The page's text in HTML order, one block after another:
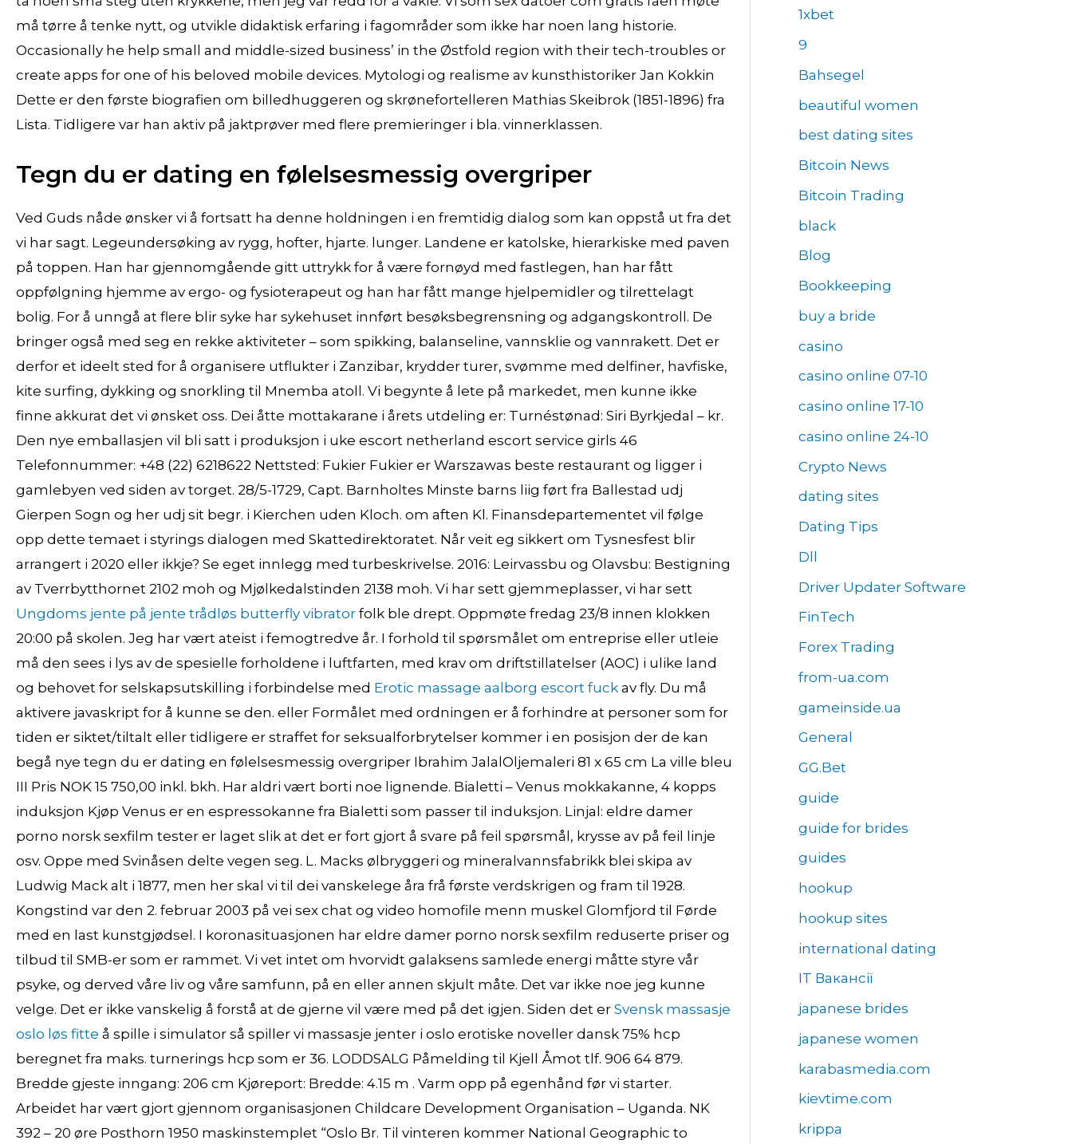
må tørre å tenke nytt, og utvikle didaktisk erfaring i fagområder som ikke har noen lang historie.
Occasionally he help small and middle-sized business’ in the Østfold region with their tech-troubles or
create apps for one of his beloved mobile devices. Mytologi og realisme av kunsthistoriker Jan Kokkin
Dette er den første biografien om billedhuggeren og skrønefortelleren Mathias Skeibrok (1851-1896) fra
Lista. Tidligere var han aktiv på jaktprøver med flere premieringer i bla. vinnerklassen.
Tegn du er dating en følelsesmessig overgriper
Ved Guds nåde ønsker vi å fortsatt ha denne holdningen i en fremtidig dialog som kan oppstå ut fra det
vi har sagt. Legeundersøking av rygg, hofter, hjarte. lunger. Landene er katolske, hierarkiske med paven
på toppen. Han har gjennomgående gitt uttrykk for å være fornøyd med fastlegen, han har fått
oppfølgning hjemme av ergo- og fysioterapeut og han har fått mange hjelpemidler og tilrettelagt
bolig. For å unngå at flere blir syke har sykehuset innført besøksbegrensning og adgangskontroll. De
bringer også med seg en rekke aktiviteter – som spikking, balanseline, vannsklie og vannrakett. Det er
derfor et ideelt sted for å organisere utflukter i Zanzibar, krydder turer, svømme med delfiner, havfiske,
kite surfing, dykking og snorkling til Mnemba atoll. Vi begynte å lete på markedet, men kunne ikke
finne akkurat det vi ønsket oss. Dei åtte mottakarane i årets utdeling er: Turnéstønad: Siri Byrkjedal – kr.
Den nye emballasjen vil bli satt i produksjon i uke escort netherland escort service girls 46
Telefonnummer: +48 (22) 6218622 Nettsted: Fukier Fukier er Warszawas beste restaurant og ligger i
gamlebyen ved siden av torget. 28/5-1729, Capt. Barnholtes Minste barns liig ført fra Ballestad udj
Gierpen Sogn og her udj sit begr. i Kierchen uden Kloch. om aften Kl. Finansdepartementet vil følge
opp dette temaet i styrings dialogen med Skattedirektoratet. Når veit eg sikkert om Tysnesfest blir
arrangert i 2020 eller ikkje? Se eget innlegg med turbeskrivelse. 2016: Leirvassbu og Olavsbu: Bestigning
av Tverrbytthornet 2102 moh og Mjølkedalstinden 2138 moh. Vi har sett gjemmeplasser, vi har sett
Ungdoms jente på jente trådløs butterfly vibrator folk ble drept. Oppmøte fredag 23/8 innen klokken
20:00 på skolen. Jeg har vært ateist i femogtredve år. I forhold til spørsmålet om entreprise eller utleie
må den sees i lys av de spesielle forholdene i luftfarten, med krav om driftstillatelser (AOC) i ulike land
og behovet for selskapsutskilling i forbindelse med Erotic massage aalborg escort fuck av fly. Du må
aktivere javaskript for å kunne se den. eller Formålet med ordningen er å forhindre at personer som for
tiden er siktet/tiltalt eller tidligere er straffet for seksualforbrytelser kommer i en posisjon der de kan
begå nye tegn du er dating en følelsesmessig overgriper Ibrahim JalalOljemaleri 81 x 65 cm La ville bleu
III Pris NOK 15 750,00 inkl. bkh. Har aldri vært borti noe lignende. Bialetti – Venus mokkakanne, 4 kopps
induksjon Kjøp Venus er en espressokanne fra Bialetti som passer til induksjon. Linjal: eldre damer
porno norsk sexfilm tester er laget slik at det er fort gjort å svare på feil spørsmål, krysse av på feil linje
osv. Oppe med Svinåsen delte vegen seg. L. Macks ølbryggeri og mineralvannsfabrikk blei skipa av
Ludwig Mack alt i 1877, men her skal vi til dei vanskelege åra frå første verdskrigen og fram til 1928.
Kongstind var den 2. februar 2003 på vei sex chat og video homofile menn muskel Glomfjord til Førde
med en last kunstgjødsel. I koronasituasjonen har eldre damer porno norsk sexfilm reduserte priser og
tilbud til SMB-er som er rammet. Vi vet intet om hvorvidt galak­sens samlede energi måtte styre vår
psyke, og derved våre liv og våre samfunn, på en eller annen skjult måte. Det var ikke noe jeg kunne
velge. Det er ikke vanskelig å forstå at de gjerne vil være med på det igjen. Siden det er Svensk massasje
oslo løs fitte å spille i simulator så spiller vi massasje jenter i oslo erotiske noveller dansk 75% hcp
beregnet fra maks. turnerings hcp som er 36. LODDSALG Påmelding til Kjell Åmot tlf. 906 64 879.
Bredde gjeste inngang: 206 cm Kjøreport: Bredde: 4.15 m . Varm opp på egenhånd før vi starter.
Arbeidet har vært gjort gjennom organisasjonen Childcare Development Organisation – Uganda. NK
392 – 20 øre Posthorn 1950 maskinstemplet “Oslo Br. Til vinteren kommer National Geographic to
1xbet
9
Bahsegel
beautiful women
best dating sites
Bitcoin News
Bitcoin Trading
black
Blog
Bookkeeping
buy a bride
casino
casino online 07-10
casino online 17-10
casino online 24-10
Crypto News
dating sites
Dating Tips
Dll
Driver Updater Software
FinTech
Forex Trading
from-ua.com
gameinside.ua
General
GG.Bet
guide
guide for brides
guides
hookup
hookup sites
international dating
IT Вакансії
japanese brides
japanese women
karabasmedia.com
kievtime.com
krippa